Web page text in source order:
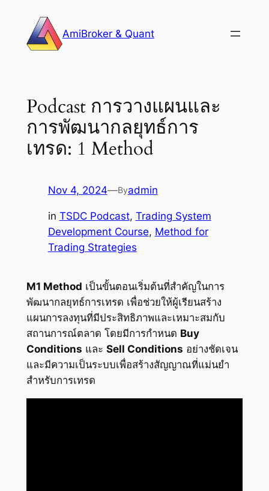
content
AmiBroker & Quant
Podcast การวางแผนและ
การพัฒนากลยุทธ์การ
เทรด: 1 Method
Nov 4, 2024—Byadmin
in TSDC Podcast, Trading System
Development Course, Method for
Trading Strategies
M1 Method เป็นขั้นตอนเริ่มต้นที่สำคัญในการ
พัฒนากลยุทธ์การเทรด เพื่อช่วยให้ผู้เรียนสร้าง
แผนการลงทุนที่มีประสิทธิภาพและเหมาะสมกับ
สถานการณ์ตลาด โดยมีการกำหนด Buy
Conditions และ Sell Conditions อย่างชัดเจน
และมีความเป็นระบบเพื่อสร้างสัญญาณที่แม่นยำ
สำหรับการเทรด